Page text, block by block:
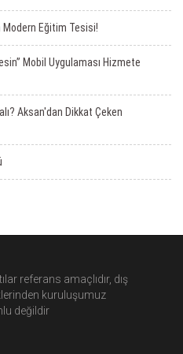
Modern Eğitim Tesisi!
Mobil Uygulaması Hizmete
Aksan'dan Dikkat Çeken
referans amaçlıdır, dış
kuruluşumuz
değildir